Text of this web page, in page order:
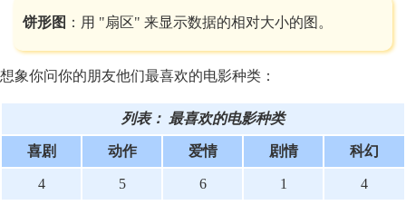
饼形图 ：用 "扇区" 来显示数据的相对大小的图。
想象你问你的朋友他们最喜欢的电影种类：
列表： 最喜欢的电影种类
喜剧 动作 爱情 剧情 科幻
4 5 6 1 4